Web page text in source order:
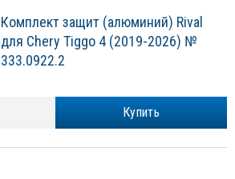
Комплект защит (алюминий) Rival
для Chery Tiggo 4 (2019-2026) №
333.0922.2
Купить